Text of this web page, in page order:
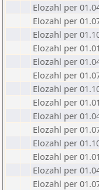
Elozahl per
Elozahl per
Elozahl per
Elozahl per
Elozahl per
Elozahl per
Elozahl per
Elozahl per
Elozahl per
Elozahl per
Elozahl per
Elozahl per
Elozahl per
Elozahl per